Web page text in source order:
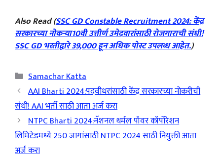
Also Read (SSC GD Constable Recruitment 2024: केंद्र
सरकारच्या नोकऱ्या10वी उत्तीर्ण उमेदवारांसाठी रोजगाराची संधी!
SSC GD भरतीद्वारे 39,000 हून अधिक पोस्ट उपलब्ध आहेत.)
Categories
Samachar Katta
AAI Bharti 2024:पदवीधरांसाठी केंद्र सरकारच्या नोकरीची
संधी! AAI भर्ती साठी आता अर्ज करा
NTPC Bharti 2024:नॅशनल थर्मल पॉवर कॉर्पोरेशन
लिमिटेडमध्ये 250 जागांसाठी NTPC 2024 साठी नियुक्ती आता
अर्ज करा